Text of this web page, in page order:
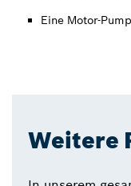
Eine Motor-
Weitere